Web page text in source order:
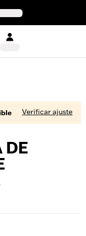
Verificar ajuste
DE